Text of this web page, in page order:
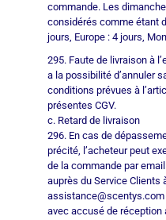
commande. Les
considérés comme étant
jours, Europe : 4 jours,
295. Faute de livraison à
a la possibilité d’annuler
conditions prévues à
présentes CGV.
c. Retard de livraison
296. En cas de
précité, l’acheteur peut
de la commande par
auprès du Service Clients
avec accusé de réception